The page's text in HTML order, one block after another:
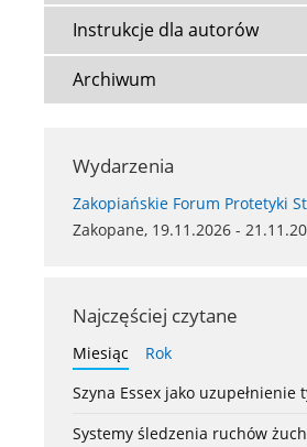
Instrukcje dla autorów
Archiwum
Wydarzenia
Zakopiańskie Forum Protetyki
Zakopane, 19.11.2026 -
Najczęściej czytane
Miesiąc
Rok
Szyna Essex jako
Systemy śledzenia ruchów